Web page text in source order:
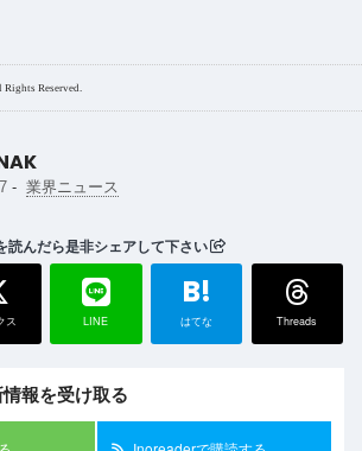
Reserved.
- 業界ニュース
読んだら是非シェアして下さい
ス LINE
B!
はてな Threads
報を受け取る